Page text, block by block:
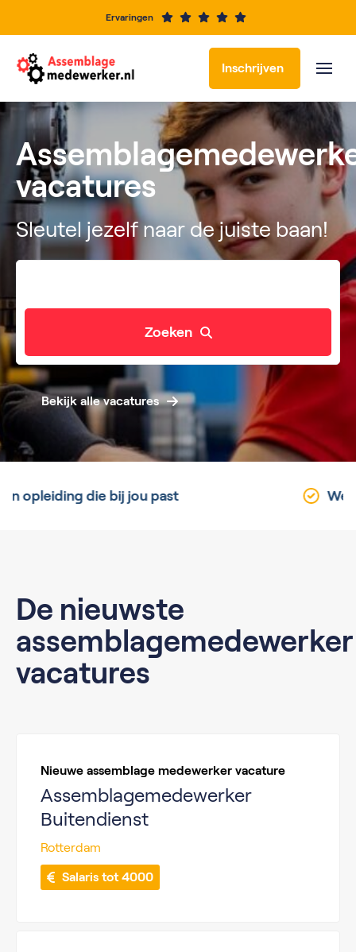
Ervaringen
Inschrijven
vacatures
Sleutel jezelf naar de juiste baan!
Zoeken
Bekijk alle vacatures
Werk dichtbij huis, elke dag.
De nieuwste
assemblagemedewerker
vacatures
Nieuwe assemblage medewerker vacature
Assemblagemedewerker
Buitendienst
Rotterdam
Salaris tot 4000